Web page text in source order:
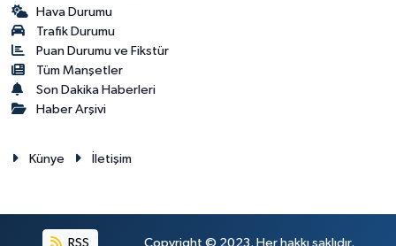
Hava Durumu
Trafik Durumu
Puan Durumu ve Fikstür
Tüm Manşetler
Son Dakika Haberleri
Haber Arşivi
Künye İletişim
RSS Copyright © 2023. Her hakkı saklıdır.